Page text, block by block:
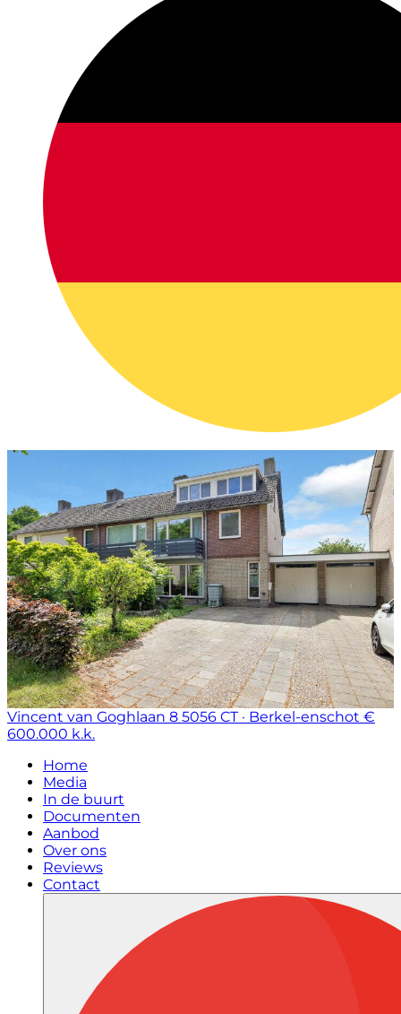
Vincent van Goghlaan 8 5056 CT · Berkel-enschot €
600.000 k.k.
Home
Media
In de buurt
Documenten
Aanbod
Over ons
Reviews
Contact